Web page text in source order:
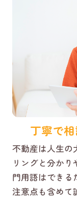
丁寧で
不動産は人生の
リングと分か
門用語はできる
注意点も含めて